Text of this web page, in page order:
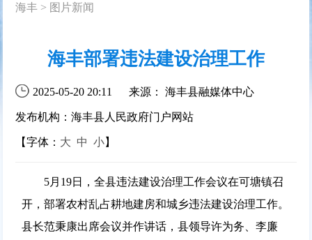
海丰 > 图片新闻
海丰部署违法建设治理工作
2025-05-20 20:11 来源： 海丰县融媒体中心
发布机构：海丰县人民政府门户网站
【字体： 大 中 小】
5月19日，全县违法建设治理工作会议在可塘镇召
开，部署农村乱占耕地建房和城乡违法建设治理工作。
县长范秉康出席会议并作讲话，县领导许为务、李廉